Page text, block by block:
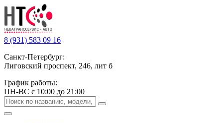
8 (931) 583 09 16
Санкт-Петербург:
Лиговский проспект, 246, лит б
График работы:
ПН-ВС с 10:00 до 21:00